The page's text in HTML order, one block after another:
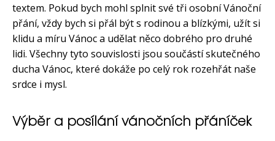
textem. Pokud bych mohl splnit své tři osobní Vánoční
přání, vždy bych si přál být s rodinou a blízkými, užít si
klidu a míru Vánoc a udělat něco dobrého pro druhé
lidi. Všechny tyto souvislosti jsou součástí skutečného
ducha Vánoc, které dokáže po celý rok rozehřát naše
srdce i mysl.
Výběr a posílání vánočních přáníček